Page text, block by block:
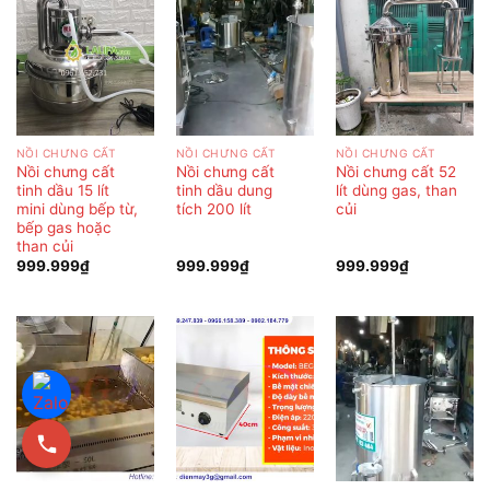
NỒI CHƯNG CẤT
Nồi chưng cất
tinh dầu 15 lít
mini dùng bếp từ,
bếp gas hoặc
than củi
999.999₫
NỒI CHƯNG CẤT
Nồi chưng cất
tinh dầu dung
tích 200 lít
999.999₫
NỒI CHƯNG CẤT
Nồi chưng cất 52
lít dùng gas, than
củi
999.999₫